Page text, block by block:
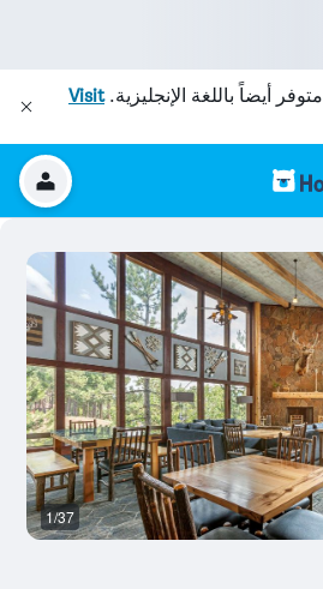
متوفر أيضاً باللغة الإنجليزية.Visit
1/37